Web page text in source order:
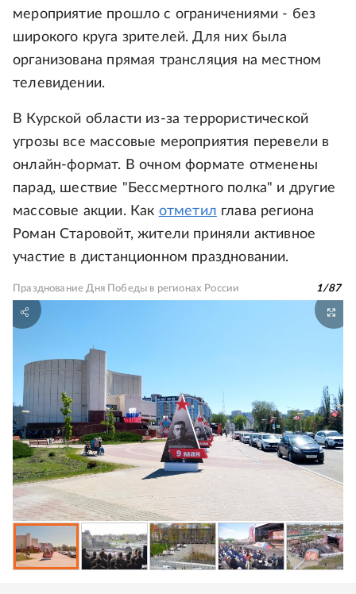
мероприятие прошло с ограничениями - без
широкого круга зрителей. Для них была
организована прямая трансляция на местном
телевидении.
В Курской области из-за террористической
угрозы все массовые мероприятия перевели в
онлайн-формат. В очном формате отменены
парад, шествие "Бессмертного полка" и другие
массовые акции. Как отметил глава региона
Роман Старовойт, жители приняли активное
участие в дистанционном праздновании.
Празднование Дня Победы в регионах России 1/87